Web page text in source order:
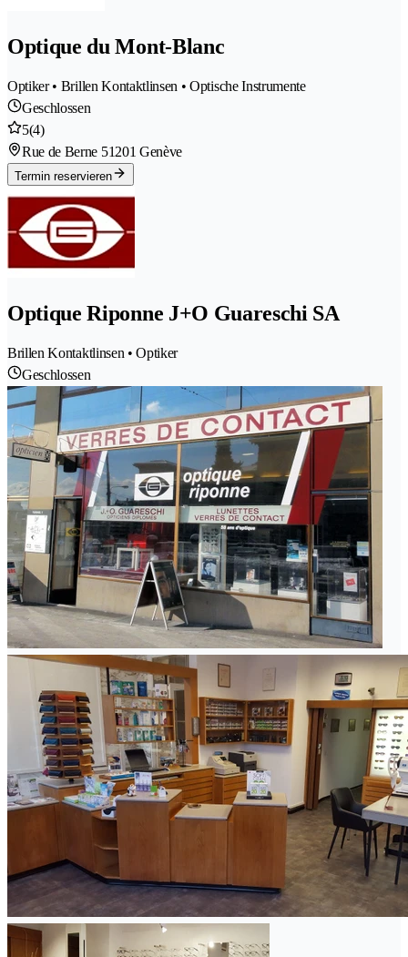
Optique du Mont-Blanc
Optiker • Brillen Kontaktlinsen • Optische Instrumente
Geschlossen
5(4)
Rue de Berne 51201 Genève
Termin reservieren
Optique Riponne J+O Guareschi SA
Brillen Kontaktlinsen • Optiker
Geschlossen